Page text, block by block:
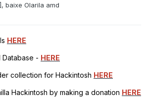
baixe Olarila amd
HERE
Database - HERE
collection for Hackintosh HERE
Hackintosh by making a donation HERE